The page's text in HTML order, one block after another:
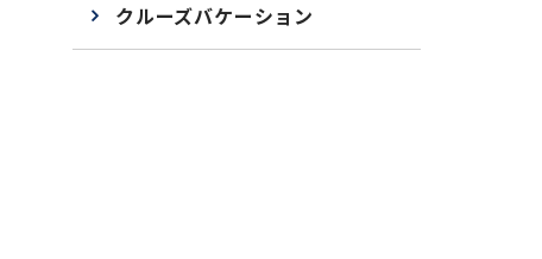
クルーズバケーション